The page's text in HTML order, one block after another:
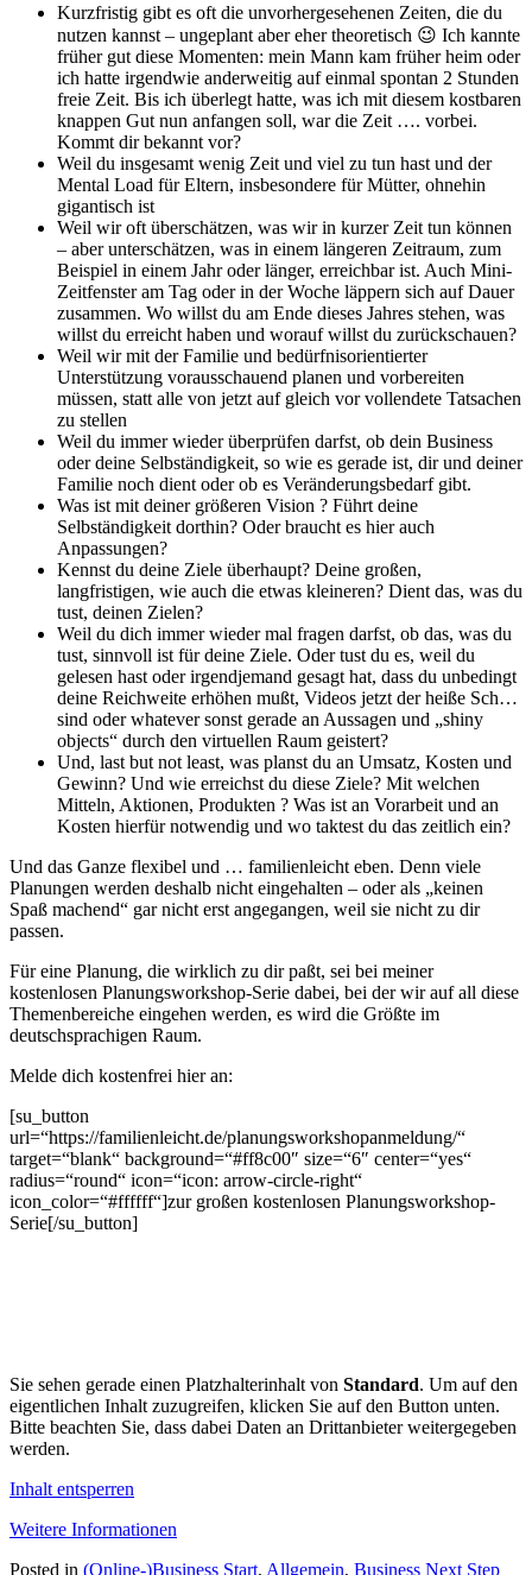
Kurzfristig gibt es oft die unvorhergesehenen Zeiten, die du
nutzen kannst – ungeplant aber eher theoretisch 😉 Ich kannte
früher gut diese Momenten: mein Mann kam früher heim oder
ich hatte irgendwie anderweitig auf einmal spontan 2 Stunden
freie Zeit. Bis ich überlegt hatte, was ich mit diesem kostbaren
knappen Gut nun anfangen soll, war die Zeit …. vorbei.
Kommt dir bekannt vor?
Weil du insgesamt wenig Zeit und viel zu tun hast und der
Mental Load für Eltern, insbesondere für Mütter, ohnehin
gigantisch ist
Weil wir oft überschätzen, was wir in kurzer Zeit tun können
– aber unterschätzen, was in einem längeren Zeitraum, zum
Beispiel in einem Jahr oder länger, erreichbar ist. Auch Mini-
Zeitfenster am Tag oder in der Woche läppern sich auf Dauer
zusammen. Wo willst du am Ende dieses Jahres stehen, was
willst du erreicht haben und worauf willst du zurückschauen?
Weil wir mit der Familie und bedürfnisorientierter
Unterstützung vorausschauend planen und vorbereiten
müssen, statt alle von jetzt auf gleich vor vollendete Tatsachen
zu stellen
Weil du immer wieder überprüfen darfst, ob dein Business
oder deine Selbständigkeit, so wie es gerade ist, dir und deiner
Familie noch dient oder ob es Veränderungsbedarf gibt.
Was ist mit deiner größeren Vision ? Führt deine
Selbständigkeit dorthin? Oder braucht es hier auch
Anpassungen?
Kennst du deine Ziele überhaupt? Deine großen,
langfristigen, wie auch die etwas kleineren? Dient das, was du
tust, deinen Zielen?
Weil du dich immer wieder mal fragen darfst, ob das, was du
tust, sinnvoll ist für deine Ziele. Oder tust du es, weil du
gelesen hast oder irgendjemand gesagt hat, dass du unbedingt
deine Reichweite erhöhen mußt, Videos jetzt der heiße Sch…
sind oder whatever sonst gerade an Aussagen und „shiny
objects“ durch den virtuellen Raum geistert?
Und, last but not least, was planst du an Umsatz, Kosten und
Gewinn? Und wie erreichst du diese Ziele? Mit welchen
Mitteln, Aktionen, Produkten ? Was ist an Vorarbeit und an
Kosten hierfür notwendig und wo taktest du das zeitlich ein?
Und das Ganze flexibel und … familienleicht eben. Denn viele
Planungen werden deshalb nicht eingehalten – oder als „keinen
Spaß machend“ gar nicht erst angegangen, weil sie nicht zu dir
passen.
Für eine Planung, die wirklich zu dir paßt, sei bei meiner
kostenlosen Planungsworkshop-Serie dabei, bei der wir auf all diese
Themenbereiche eingehen werden, es wird die Größte im
deutschsprachigen Raum.
Melde dich kostenfrei hier an:
[su_button
url=“https://familienleicht.de/planungsworkshopanmeldung/“
target=“blank“ background=“#ff8c00″ size=“6″ center=“yes“
radius=“round“ icon=“icon: arrow-circle-right“
icon_color=“#ffffff“]zur großen kostenlosen Planungsworkshop-
Serie[/su_button]
Sie sehen gerade einen Platzhalterinhalt von Standard. Um auf den
eigentlichen Inhalt zuzugreifen, klicken Sie auf den Button unten.
Bitte beachten Sie, dass dabei Daten an Drittanbieter weitergegeben
werden.
Inhalt entsperren
Weitere Informationen
Posted in (Online-)Business Start, Allgemein, Business Next Step